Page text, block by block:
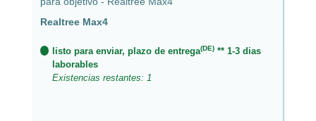
Realtree Max4
listo para enviar, plazo de entrega(DE) ** 1-3 dias
laborables
Existencias restantes: 1